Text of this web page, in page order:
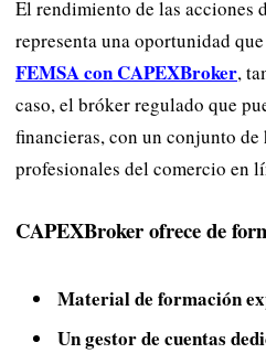
El rendimiento de las acciones
representa una oportunidad
FEMSA con CAPEXBroker,
caso, el bróker regulado que
financieras, con un conjunto de
profesionales del comercio en
CAPEXBroker ofrece de
Material de formación
Un gestor de cuentas